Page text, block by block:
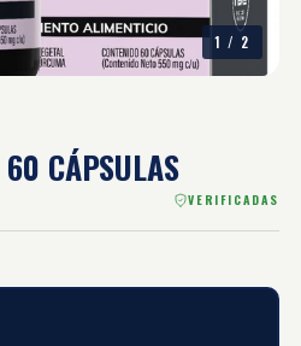
1 / 2
60 CÁPSULAS
VERIFICADAS